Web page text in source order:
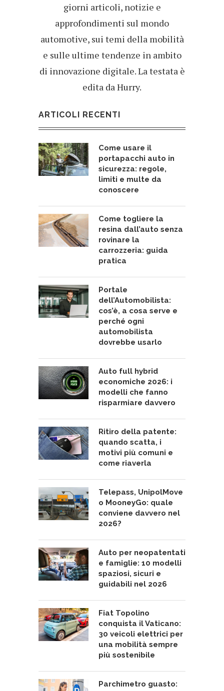
giorni articoli, notizie e
approfondimenti sul mondo
automotive, sui temi della mobilità
e sulle ultime tendenze in ambito
di innovazione digitale. La testata è
edita da Hurry.
ARTICOLI RECENTI
Come usare il
portapacchi auto in
sicurezza: regole,
limiti e multe da
conoscere
Come togliere la
resina dall’auto senza
rovinare la
carrozzeria: guida
pratica
Portale
dell’Automobilista:
cos’è, a cosa serve e
perché ogni
automobilista
dovrebbe usarlo
Auto full hybrid
economiche 2026: i
modelli che fanno
risparmiare davvero
Ritiro della patente:
quando scatta, i
motivi più comuni e
come riaverla
Telepass, UnipolMove
o MooneyGo: quale
conviene davvero nel
2026?
Auto per neopatentati
e famiglie: 10 modelli
spaziosi, sicuri e
guidabili nel 2026
Fiat Topolino
conquista il Vaticano:
30 veicoli elettrici per
una mobilità sempre
più sostenibile
Parchimetro guasto: